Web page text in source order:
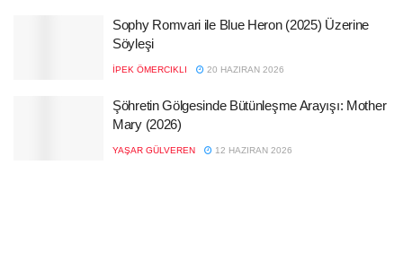
Sophy Romvari ile Blue Heron (2025) Üzerine
Söyleşi
İPEK ÖMERCIKLI 20 HAZIRAN 2026
Şöhretin Gölgesinde Bütünleşme Arayışı: Mother
Mary (2026)
YAŞAR GÜLVEREN 12 HAZIRAN 2026